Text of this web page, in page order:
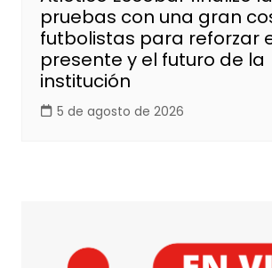
pruebas con una gran
futbolistas para reforzar
presente y el futuro de la
institución
5 de agosto de 2026